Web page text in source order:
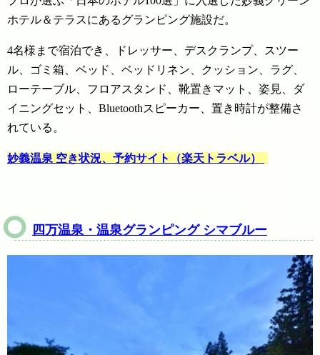
ホテル＆テラスにあるグランピング施設だ。
4名様まで宿泊でき、ドレッサー、デスクランプ、スツー
ル、ゴミ箱、ベッド、ベッドリネン、クッション、ラグ、
ローテーブル、フロアスタンド、靴置きマット、姿見、ダ
イニングセット、Bluetoothスピーカー、置き時計が整備さ
れている。
妙義温泉 空き状況、予約サイト（楽天トラベル）
四万温泉・温泉グランピング シマブルー